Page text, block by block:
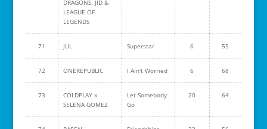
DRAGONS, JID &
LEAGUE OF
LEGENDS
71 JUL Superstar 6 55
72 ONEREPUBLIC I Ain't Worried 6 68
73
COLDPLAY x
SELENA GOMEZ
Let Somebody
Go
20 64